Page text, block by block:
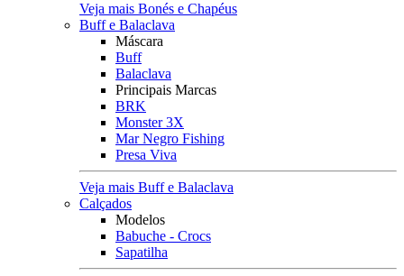
Veja mais Bonés e Chapéus
Buff e Balaclava
Máscara
Buff
Balaclava
Principais Marcas
BRK
Monster 3X
Mar Negro Fishing
Presa Viva
Veja mais Buff e Balaclava
Calçados
Modelos
Babuche - Crocs
Sapatilha